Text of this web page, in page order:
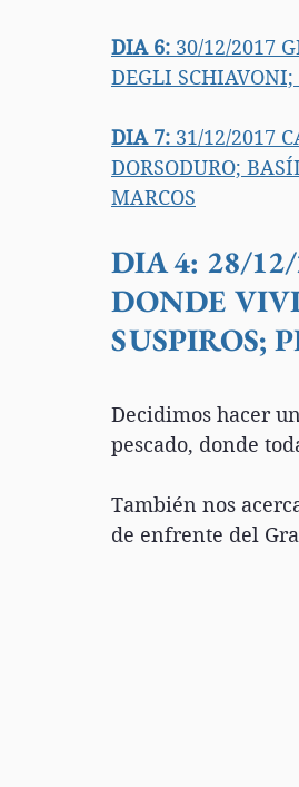
DIA 6: 30/12/2017
DEGLI
DIA 7: 31/12/2017
DORSODURO;
MARCOS
DIA 4: 28/
DONDE
SUSPIROS;
Decidimos hacer
pescado, donde
También nos
de enfrente del